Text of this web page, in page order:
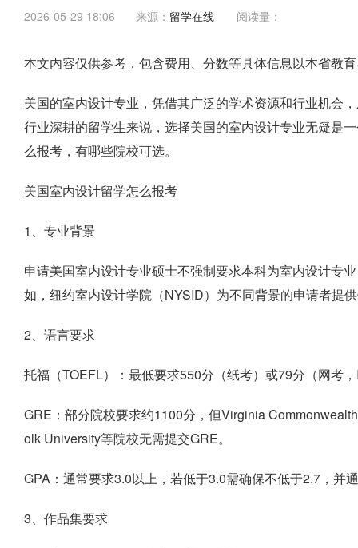
2026-05-29 18:06 来源： 留学在线 阅读量：
本文内容仅供参考，包含费用、分数等具体信息以本省教
美国的室内设计专业，凭借其广泛的学术资源和行业机会
行业深耕的留学生来说，选择美国的室内设计专业无疑是
么报考，有哪些院校可选。
美国室内设计留学怎么报考
1、专业背景
申请美国室内设计专业硕士不强制要求本科为室内设计专
如，纽约室内设计学院（NYSID）为不同背景的申请者提
2、语言要求
托福（TOEFL）：最低要求550分（纸考）或79分（网考
GRE：部分院校要求约1100分，但Virginia
olk University等院校无需提交GRE。
GPA：通常要求3.0以上，若低于3.0需确保不低于2.7，并
3、作品集要求